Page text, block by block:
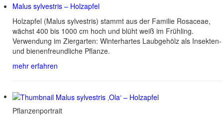
Malus sylvestris – Holzapfel
Holzapfel (Malus sylvestris) stammt aus der Familie Rosaceae,
wächst 400 bis 1000 cm hoch und blüht weiß im Frühling.
Verwendung im Ziergarten: Winterhartes Laubgehölz als Insekten-
und bienenfreundliche Pflanze.
mehr erfahren
Pflanzenportrait